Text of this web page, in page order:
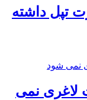
تپل داشته
لاغری نمی